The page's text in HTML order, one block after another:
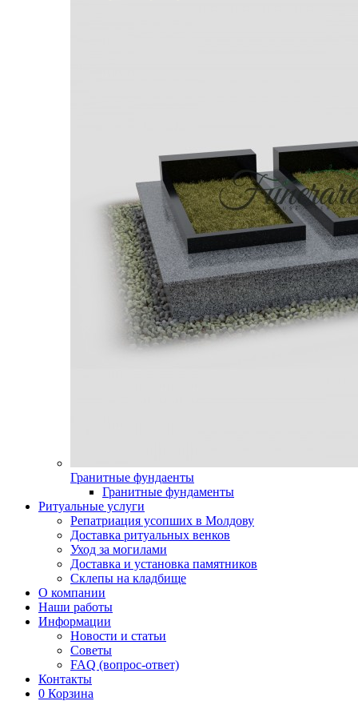
Гранитные фундаенты
Гранитные фундаменты
Ритуальные услуги
Репатриация усопших в Молдову
Доставка ритуальных венков
Уход за могилами
Доставка и установка памятников
Склепы на кладбище
О компании
Наши работы
Информации
Новости и статьи
Советы
FAQ (вопрос-ответ)
Контакты
0 Корзина